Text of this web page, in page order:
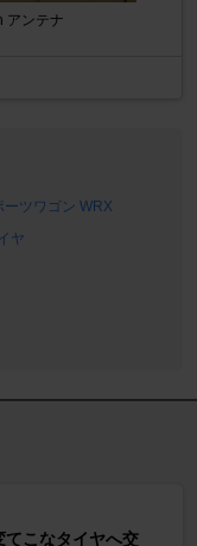
アンテナ
ーツワゴン WRX
ヤ
てこなタイヤへ交